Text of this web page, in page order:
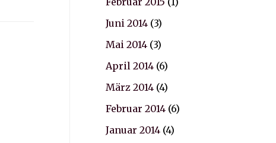
Juni 2014(3)
Mai 2014(3)
April 2014(6)
März 2014(4)
Februar 2014(6)
Januar 2014(4)